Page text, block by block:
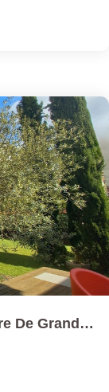
RENNES THABOR Maison De Maître De Grand Confort 8 Pièces